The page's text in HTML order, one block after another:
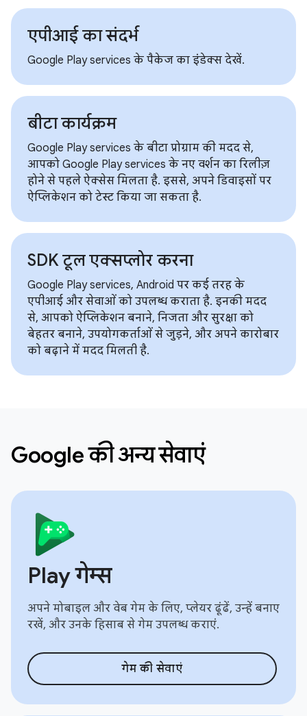
एपीआई का संदर्भ
Google Play services के पैकेज का इंडेक्स देखें.
बीटा कार्यक्रम
Google Play services के बीटा प्रोग्राम की मदद से,
आपको Google Play services के नए वर्शन का रिलीज़
होने से पहले ऐक्सेस मिलता है. इससे, अपने डिवाइसों पर
ऐप्लिकेशन को टेस्ट किया जा सकता है.
SDK टूल एक्सप्लोर करना
Google Play services, Android पर कई तरह के
एपीआई और सेवाओं को उपलब्ध कराता है. इनकी मदद
से, आपको ऐप्लिकेशन बनाने, निजता और सुरक्षा को
बेहतर बनाने, उपयोगकर्ताओं से जुड़ने, और अपने कारोबार
को बढ़ाने में मदद मिलती है.
Google की अन्य सेवाएं
Play गेम्स
अपने मोबाइल और वेब गेम के लिए, प्लेयर ढूंढें, उन्हें बनाए
रखें, और उनके हिसाब से गेम उपलब्ध कराएं.
गेम की सेवाएं